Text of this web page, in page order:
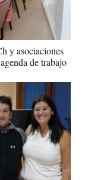
y asociaciones
de trabajo